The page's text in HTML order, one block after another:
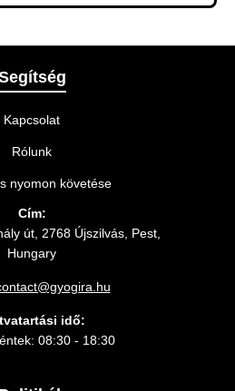
módot.
Kapcsolat
Rólunk
nyomon követése
Cím:
út, 2768 Újszilvás, Pest,
Hungary
idő:
08:30 - 18:30